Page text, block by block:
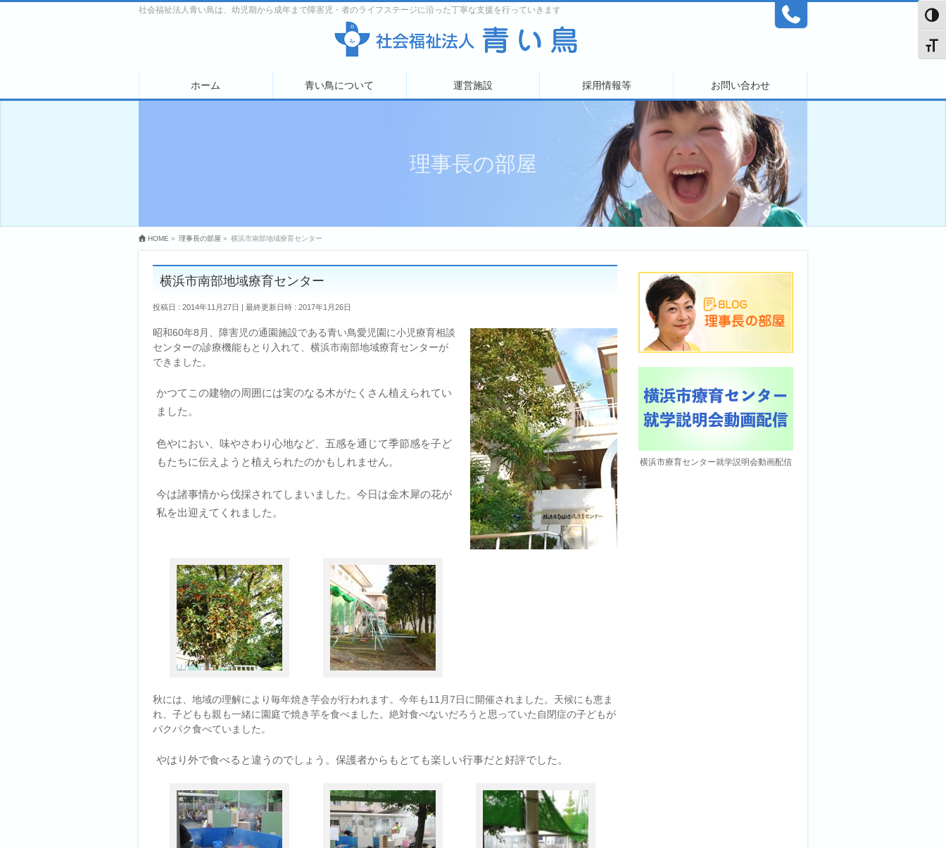
社会福祉法人青い鳥は、幼児期から成年まで障害児・者のライフステージに沿った丁寧な支援を行っていきます
ホーム 青い鳥について 運営施設 採用情報等 お問い合わせ
理事長の部屋
HOME » 理事長の部屋 » 横浜市南部地域療育センター
横浜市南部地域療育センター
投稿日 : 2014年11月27日 最終更新日時 : 2017年1月26日
昭和60年8月、障害児の通園施設である青い鳥愛児園に小児療育相談
センターの診療機能もとり入れて、横浜市南部地域療育センターが
できました。
かつてこの建物の周囲には実のなる木がたくさん植えられてい
ました。
色やにおい、味やさわり心地など、五感を通じて季節感を子ど
もたちに伝えようと植えられたのかもしれません。
今は諸事情から伐採されてしまいました。今日は金木犀の花が
私を出迎えてくれました。
秋には、地域の理解により毎年焼き芋会が行われます。今年も11月7日に開催されました。天候にも恵ま
れ、子どもも親も一緒に園庭で焼き芋を食べました。絶対食べないだろうと思っていた自閉症の子どもが
パクパク食べていました。
やはり外で食べると違うのでしょう。保護者からもとても楽しい行事だと好評でした。
横浜市療育センター就学説明会動画配信